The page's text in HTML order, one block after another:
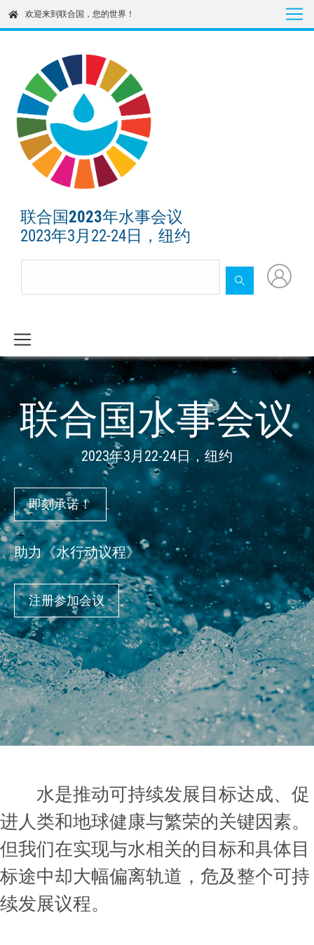
欢迎来到联合国，您的世界！
联合国2023年水事会议
2023年3月22-24日，纽约
联合国水事会议
2023年3月22-24日，纽约
即刻承诺！
助力《水行动议程》
注册参加会议
水是推动可持续发展目标达成、促
进人类和地球健康与繁荣的关键因素。
但我们在实现与水相关的目标和具体目
标途中却大幅偏离轨道，危及整个可持
续发展议程。